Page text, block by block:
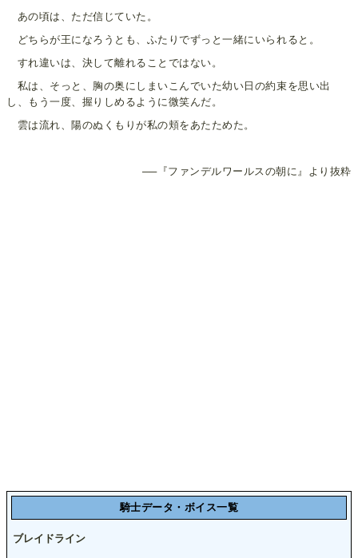
あの頃は、ただ信じていた。
どちらが王になろうとも、ふたりでずっと一緒にいられると。
すれ違いは、決して離れることではない。
私は、そっと、胸の奥にしまいこんでいた幼い日の約束を思い出
し、もう一度、握りしめるように微笑んだ。
雲は流れ、陽のぬくもりが私の頬をあたためた。
──『ファンデルワールスの朝に』より抜粋
騎士データ・ボイス一覧
ブレイドライン